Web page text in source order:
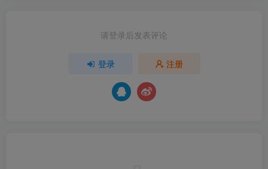
请登录后发表评论
登录 注册